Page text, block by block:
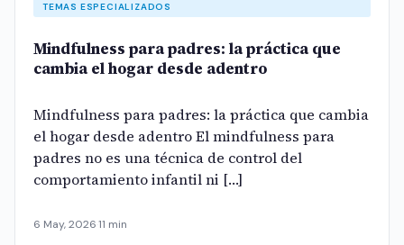
TEMAS ESPECIALIZADOS
Mindfulness para padres: la práctica que
cambia el hogar desde adentro
Mindfulness para padres: la práctica que cambia
el hogar desde adentro El mindfulness para
padres no es una técnica de control del
comportamiento infantil ni […]
6 May, 202611 min